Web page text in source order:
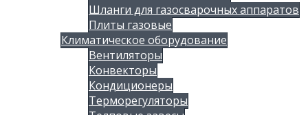
Шланги для газосварочных аппаратов
Плиты газовые
Климатическое оборудование
Вентиляторы
Конвекторы
Кондиционеры
Терморегуляторы